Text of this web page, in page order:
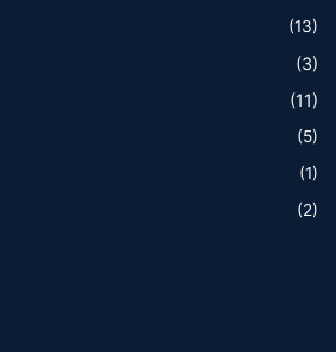
(13)
(3)
(11)
(5)
(1)
(2)